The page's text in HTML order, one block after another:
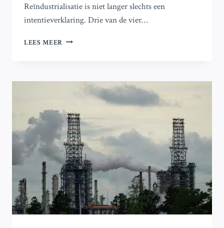
Reïndustrialisatie is niet langer slechts een
intentieverklaring. Drie van de vier…
LEES MEER SPANJE
DE
BEDRIJVEN
NU
EEN
RE-
INDUSTRIALISATIESTRATEGIE